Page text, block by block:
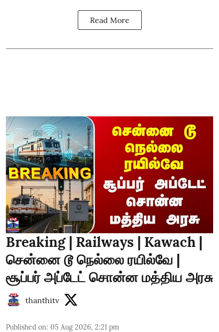
Read More
Breaking | Railways | Kawach |
சென்னை டூ நெல்லை ரயில்வே |
சூப்பர் அப்டேட் சொன்ன மத்திய அரசு
thanthitv
Published on: 05 Aug 2026, 2:21 pm